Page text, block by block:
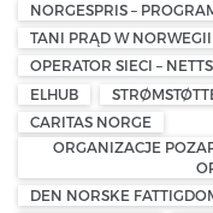
NORGESPRIS –
TANI PRĄD W NORWEGII
OPERATOR SIECI –
ELHUB
CARITAS NORGE
ORGANIZACJE
DEN NORSKE